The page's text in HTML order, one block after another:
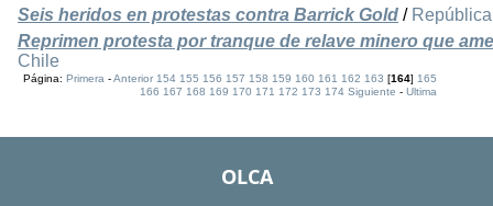
Seis heridos en protestas contra Barrick Gold /
Reprimen protesta por tranque de relave minero que
Chile
Página:Primera -Anterior 154 155 156 157 158 159 160 161 162 163 [164]165
166 167 168 169 170 171 172 173 174 Siguiente -Ultima
OLCA